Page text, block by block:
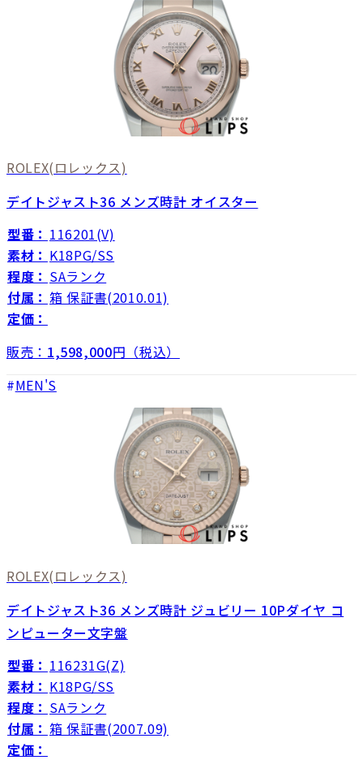
ROLEX(ロレックス)
デイトジャスト36 メンズ時計 オイスター
型番： 116201(V)
素材： K18PG/SS
程度： SAランク
付属： 箱 保証書(2010.01)
定価：
販売： 1,598,000円（税込）
MEN'S
ROLEX(ロレックス)
デイトジャスト36 メンズ時計 ジュビリー 10Pダイヤ コ
ンピューター文字盤
型番： 116231G(Z)
素材： K18PG/SS
程度： SAランク
付属： 箱 保証書(2007.09)
定価：